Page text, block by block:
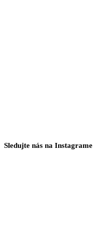
Sledujte nás na Instagrame